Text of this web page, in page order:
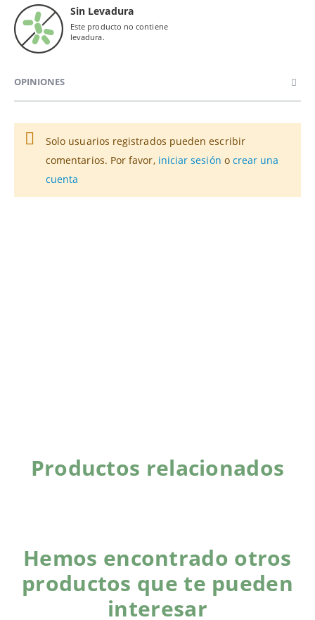
Sin Levadura
Este producto no contiene
levadura.
OPINIONES
Solo usuarios registrados pueden escribir
comentarios. Por favor, iniciar sesión o crear una
cuenta
Productos relacionados
Hemos encontrado otros
productos que te pueden
interesar